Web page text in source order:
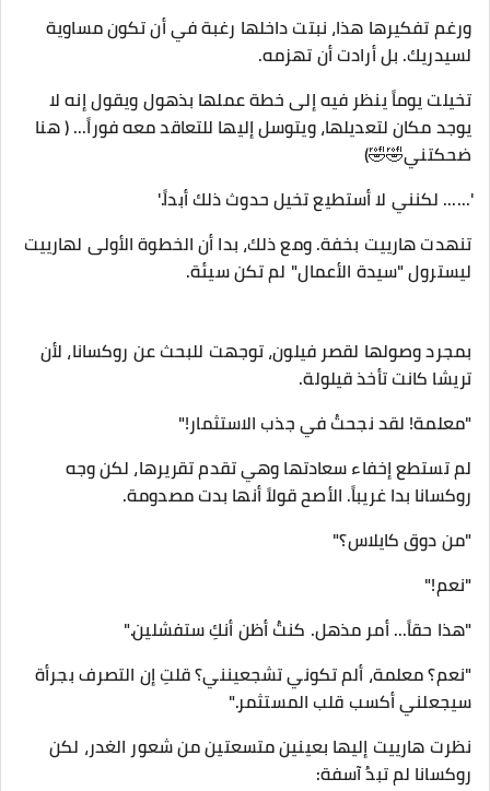
​ورغم تفكيرها هذا، نبتت داخلها رغبة في أن تكون مساوية
لسيدريك. بل أرادت أن تهزمه.
تخيلت يوماً ينظر فيه إلى خطة عملها بذهول ويقول إنه لا
يوجد مكان لتعديلها، ويتوسل إليها للتعاقد معه فوراً... ( هنا
ضحكتني🤣🤣)
​'...... لكنني لا أستطيع تخيل حدوث ذلك أبداً.'
​تنهدت هارييت بخفة. ومع ذلك، بدا أن الخطوة الأولى لهارييت
ليسترول "سيدة الأعمال" لم تكن سيئة.
بمجرد وصولها لقصر فيلون، توجهت للبحث عن روكسانا، لأن
تريشا كانت تأخذ قيلولة.
​"معلمة! لقد نجحتُ في جذب الاستثمار!"
​لم تستطع إخفاء سعادتها وهي تقدم تقريرها، لكن وجه
روكسانا بدا غريباً. الأصح قولاً أنها بدت مصدومة.
​"من دوق كايلاس؟"
"نعم!"
"هذا حقاً... أمر مذهل. كنتُ أظن أنكِ ستفشلين."
"نعم؟ معلمة، ألم تكوني تشجعينني؟ قلتِ إن التصرف بجرأة
سيجعلني أكسب قلب المستثمر."
نظرت هارييت إليها بعينين متسعتين من شعور الغدر، لكن
روكسانا لم تبدُ آسفة: